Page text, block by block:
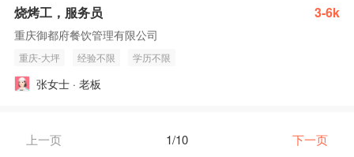
烧烤工，服务员 3-6k
重庆御都府餐饮管理有限公司
重庆-大坪 经验不限 学历不限
张女士 · 老板
上一页 1/10 下一页